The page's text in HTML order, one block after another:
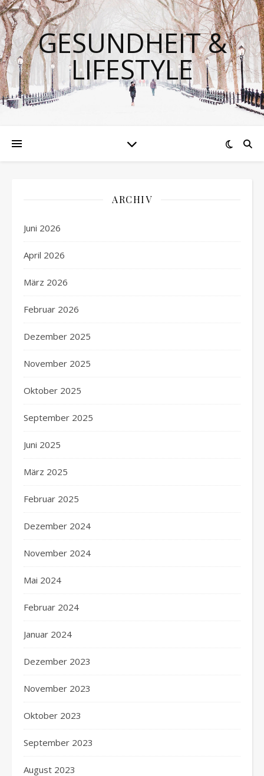
GESUNDHEIT &
LIFESTYLE
ARCHIV
Juni 2026
April 2026
März 2026
Februar 2026
Dezember 2025
November 2025
Oktober 2025
September 2025
Juni 2025
März 2025
Februar 2025
Dezember 2024
November 2024
Mai 2024
Februar 2024
Januar 2024
Dezember 2023
November 2023
Oktober 2023
September 2023
August 2023